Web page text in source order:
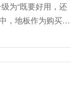
为“既要好用，还
，地板作为购买成